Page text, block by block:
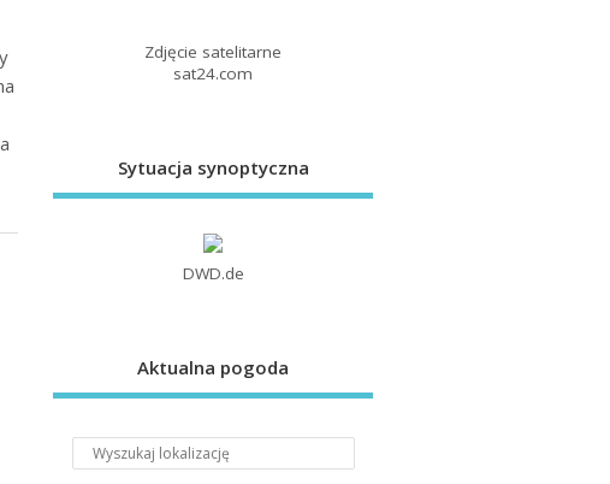
Zdjęcie satelitarne
sat24.com
Sytuacja synoptyczna
DWD.de
Aktualna pogoda